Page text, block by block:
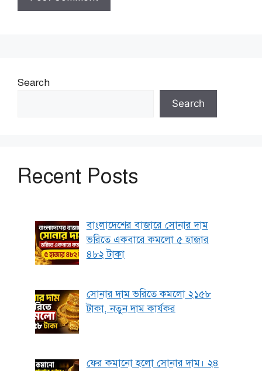
Search
Search
Recent Posts
বাংলাদেশের বাজারে সোনার দাম
ভরিতে একবারে কমলো ৫ হাজার
৪৮২ টাকা
সোনার দাম ভরিতে কমলো ২১৫৮
টাকা, নতুন দাম কার্যকর
ফের কমানো হলো সোনার দাম। ২৪